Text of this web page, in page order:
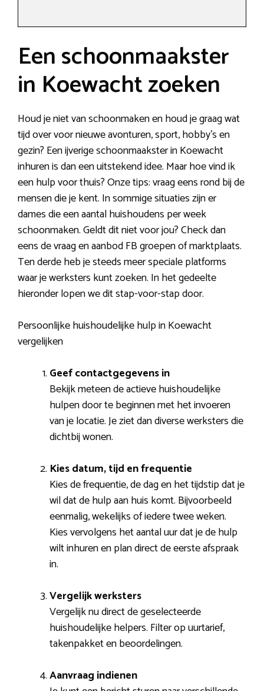
Een schoonmaakster
in Koewacht zoeken
Houd je niet van schoonmaken en houd je graag wat
tijd over voor nieuwe avonturen, sport, hobby’s en
gezin? Een ijverige schoonmaakster in Koewacht
inhuren is dan een uitstekend idee. Maar hoe vind ik
een hulp voor thuis? Onze tips: vraag eens rond bij de
mensen die je kent. In sommige situaties zijn er
dames die een aantal huishoudens per week
schoonmaken. Geldt dit niet voor jou? Check dan
eens de vraag en aanbod FB groepen of marktplaats.
Ten derde heb je steeds meer speciale platforms
waar je werksters kunt zoeken. In het gedeelte
hieronder lopen we dit stap-voor-stap door.
Persoonlijke huishoudelijke hulp in Koewacht
vergelijken
Geef contactgegevens in
Bekijk meteen de actieve huishoudelijke
hulpen door te beginnen met het invoeren
van je locatie. Je ziet dan diverse werksters die
dichtbij wonen.
Kies datum, tijd en frequentie
Kies de frequentie, de dag en het tijdstip dat je
wil dat de hulp aan huis komt. Bijvoorbeeld
eenmalig, wekelijks of iedere twee weken.
Kies vervolgens het aantal uur dat je de hulp
wilt inhuren en plan direct de eerste afspraak
in.
Vergelijk werksters
Vergelijk nu direct de geselecteerde
huishoudelijke helpers. Filter op uurtarief,
takenpakket en beoordelingen.
Aanvraag indienen